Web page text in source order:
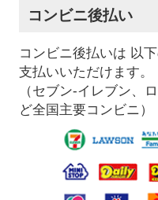
コンビニ後払い
コンビニ後払いは 以
支払いいただけます。
（セブン-イレブン、
ど全国主要コンビニ）